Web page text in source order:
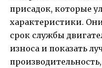
присадок, которые
характеристики.
срок службы
износа и показать